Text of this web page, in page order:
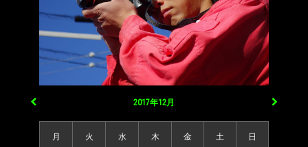
2017年12月
月 火 水 木 金 土 日